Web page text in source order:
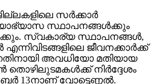
സര്‍ക്കാര്‍
സ്ഥാപനങ്ങള്‍ക്കും
സ്വകാര്യ സ്ഥാപനങ്ങള്‍,
ജീവനക്കാര്‍ക്ക്
അവധിയോ മതിയായ
നിര്‍ദ്ദേശം
13നാണ് വോട്ടെണ്ണല്‍.